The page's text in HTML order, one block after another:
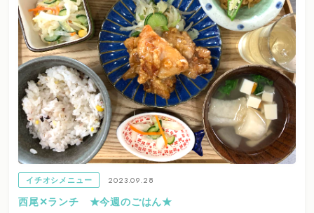
イチオシメニュー
2023.09.28
西尾✕ランチ ★今週のごはん★